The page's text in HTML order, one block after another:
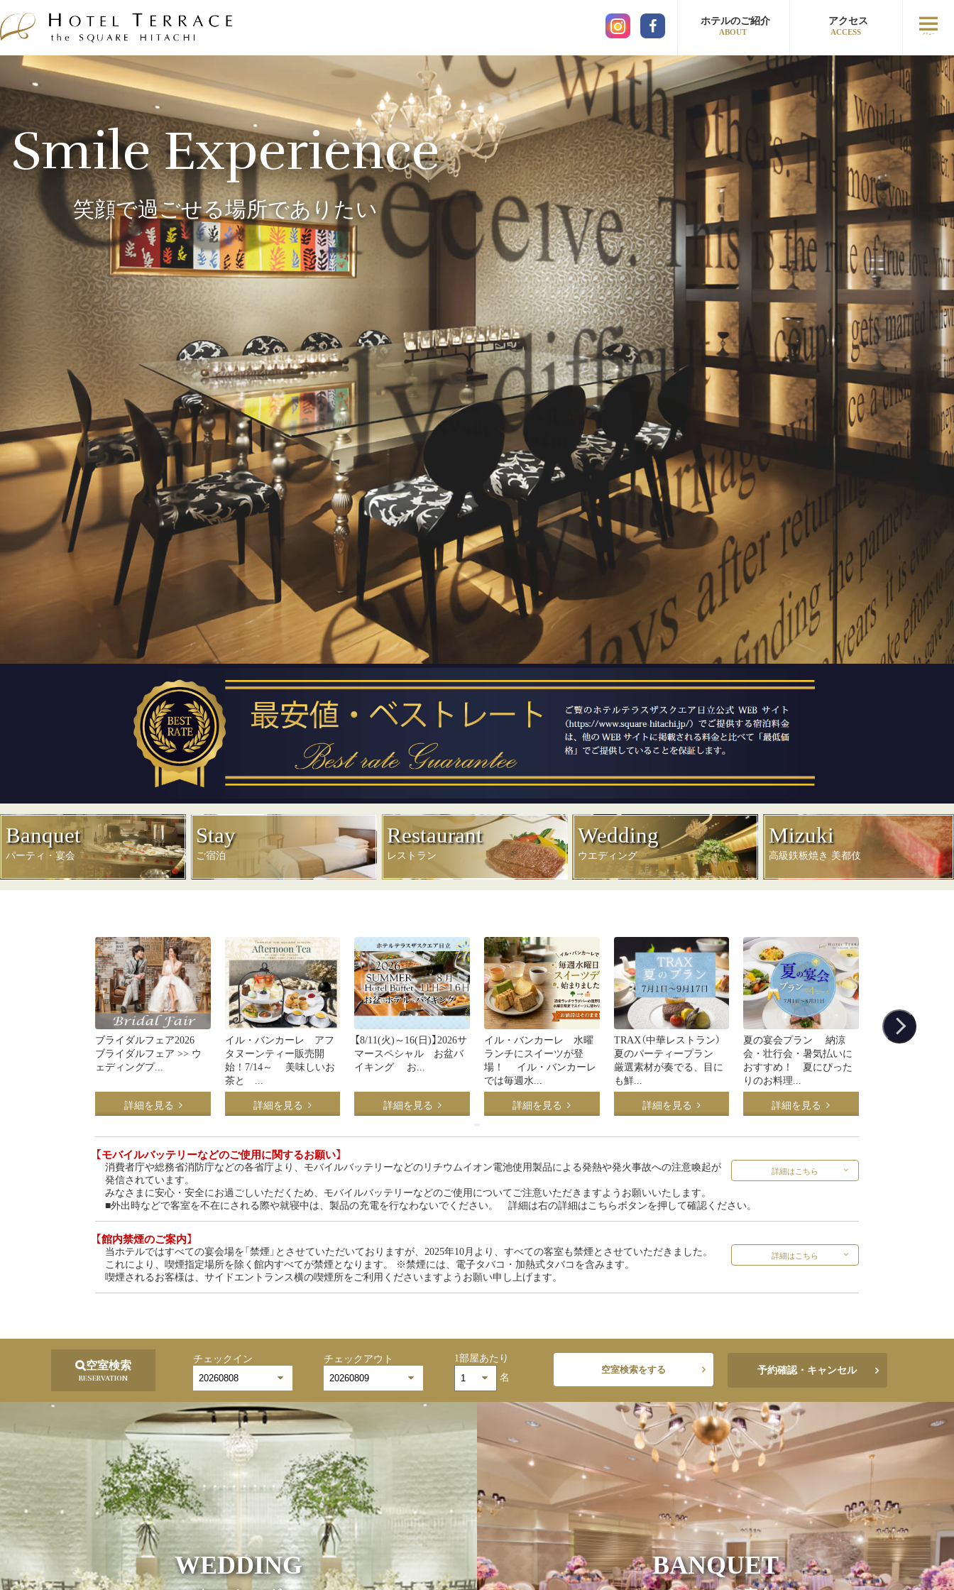
ホテルのご紹介
ABOUT
アクセス
ACCESS
Smile Experience
笑顔で過ごせる場所でありたい
Banquet
パーティ・宴会
Stay
ご宿泊
Restaurant
レストラン
Wedding
ウエディング
Mizuki
高級鉄板焼き 美都伎
ブライダルフェア2026
ブライダルフェア >> ウ
ェディングプ...
詳細を見る
イル・バンカーレ アフ
タヌーンティー販売開
始！7/14～ 美味しいお
茶と ...
詳細を見る
【8/11(火)～16(日)】2026サ
マースペシャル お盆バ
イキング お...
詳細を見る
イル・バンカーレ 水曜
ランチにスイーツが登
場！ イル・バンカーレ
では毎週水...
詳細を見る
TRAX（中華レストラン）
夏のパーティープラン
厳選素材が奏でる、目に
も鮮...
詳細を見る
夏の宴会プラン 納涼
会・壮行会・暑気払いに
おすすめ！ 夏にぴった
りのお料理...
詳細を見る
90分飲み放題プ
【モバイルバッテリーなどのご使用に関するお願い】
詳細はこちら
消費者庁や総務省消防庁などの各省庁より、モバイルバッテリーなどのリチウムイオン電池使用製品による発熱や発火事故への注意喚起が
発信されています。
みなさまに安心・安全にお過ごしいただくため、モバイルバッテリーなどのご使用についてご注意いただきますようお願いいたします。
■外出時などで客室を不在にされる際や就寝中は、製品の充電を行なわないでください。 詳細は右の詳細はこちらボタンを押して確認ください。
【館内禁煙のご案内】
詳細はこちら
当ホテルではすべての宴会場を「禁煙」とさせていただいておりますが、2025年10月より、すべての客室も禁煙とさせていただきました。
これにより、喫煙指定場所を除く館内すべてが禁煙となります。 ※禁煙には、電子タバコ・加熱式タバコを含みます。
喫煙されるお客様は、サイドエントランス横の喫煙所をご利用くださいますようお願い申し上げます。
空室検索
RESERVATION
チェックイン チェックアウト
1部屋あたり
名
空室検索をする 予約確認・キャンセル
WEDDING BANQUET